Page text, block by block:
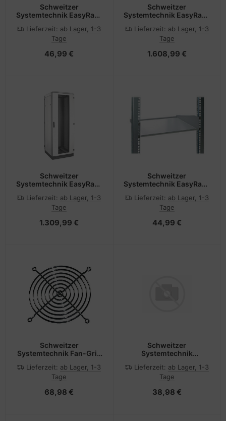
Schweitzer
Systemtechnik EasyRack
Lieferzeit: ab Lager, 1-3
Tage
46,99 €
Schweitzer
Systemtechnik EasyRack
Hellgrau, RAL 7035 -
42HE - 48.3 cm (19")
Lieferzeit: ab Lager, 1-3
Tage
1.608,99 €
Schweitzer
Systemtechnik EasyRack
RAL 7035 - 42HE - 48.3
cm (19")
Lieferzeit: ab Lager, 1-3
Tage
1.309,99 €
Schweitzer
Systemtechnik EasyRack
7035 - 1U - 48.3 cm (19")
Lieferzeit: ab Lager, 1-3
Tage
44,99 €
Schweitzer
Systemtechnik Fan-Grill
Lieferzeit: ab Lager, 1-3
Tage
68,98 €
Schweitzer
Systemtechnik
1130
Lieferzeit: ab Lager, 1-3
Tage
38,98 €